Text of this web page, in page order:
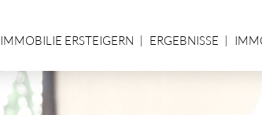
IMMOBILIE ERSTEIGERN ERGEBNISSE